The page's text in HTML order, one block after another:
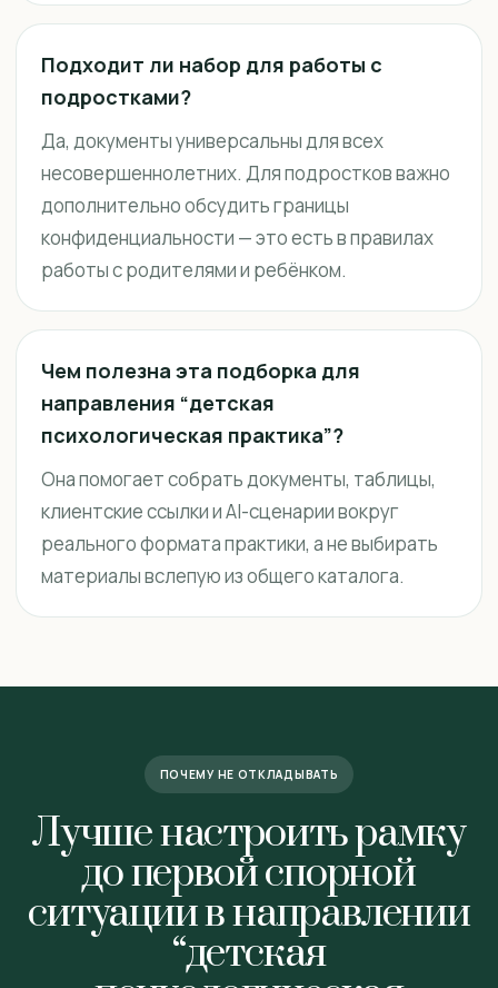
Подходит ли набор для работы с
подростками?
Да, документы универсальны для всех
несовершеннолетних. Для подростков важно
дополнительно обсудить границы
конфиденциальности — это есть в правилах
работы с родителями и ребёнком.
Чем полезна эта подборка для
направления “детская
психологическая практика”?
Она помогает собрать документы, таблицы,
клиентские ссылки и AI-сценарии вокруг
реального формата практики, а не выбирать
материалы вслепую из общего каталога.
ПОЧЕМУ НЕ ОТКЛАДЫВАТЬ
Лучше настроить рамку
до первой спорной
ситуации в направлении
“детская